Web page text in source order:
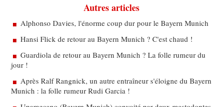
Autres articles
Alphonso Davies, l'énorme coup dur pour le Bayern Munich
Hansi Flick de retour au Bayern Munich ? C'est chaud !
Guardiola de retour au Bayern Munich ? La folle rumeur du
jour !
Après Ralf Rangnick, un autre entraîneur s'éloigne du Bayern
Munich : la folle rumeur Rudi Garcia !